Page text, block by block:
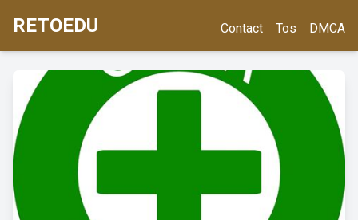
RETOEDU Contact Tos DMCA